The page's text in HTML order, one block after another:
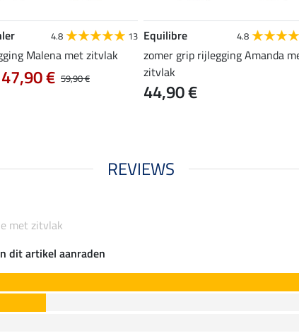
4.8 13
Malena met zitvlak
59,90 €
€
Equilibre 4.8
zomer grip rijlegging Amanda
zitvlak
44,90 €
REVIEWS
met zitvlak
dit artikel aanraden